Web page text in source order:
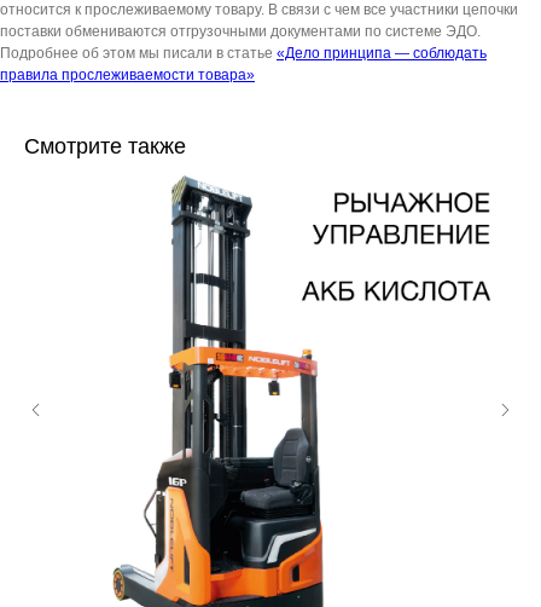
относится к прослеживаемому товару. В связи с чем все участники цепочки
поставки обмениваются отгрузочными документами по системе ЭДО.
Подробнее об этом мы писали в статье «Дело принципа — соблюдать
правила прослеживаемости товара»
Смотрите также